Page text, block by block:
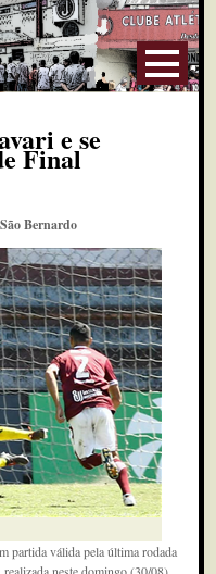
e se
Final
Bernardo
partida válida pela última rodada